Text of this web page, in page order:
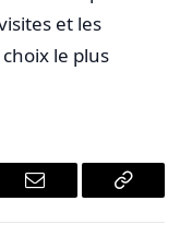
et les
le plus
Email
Copy